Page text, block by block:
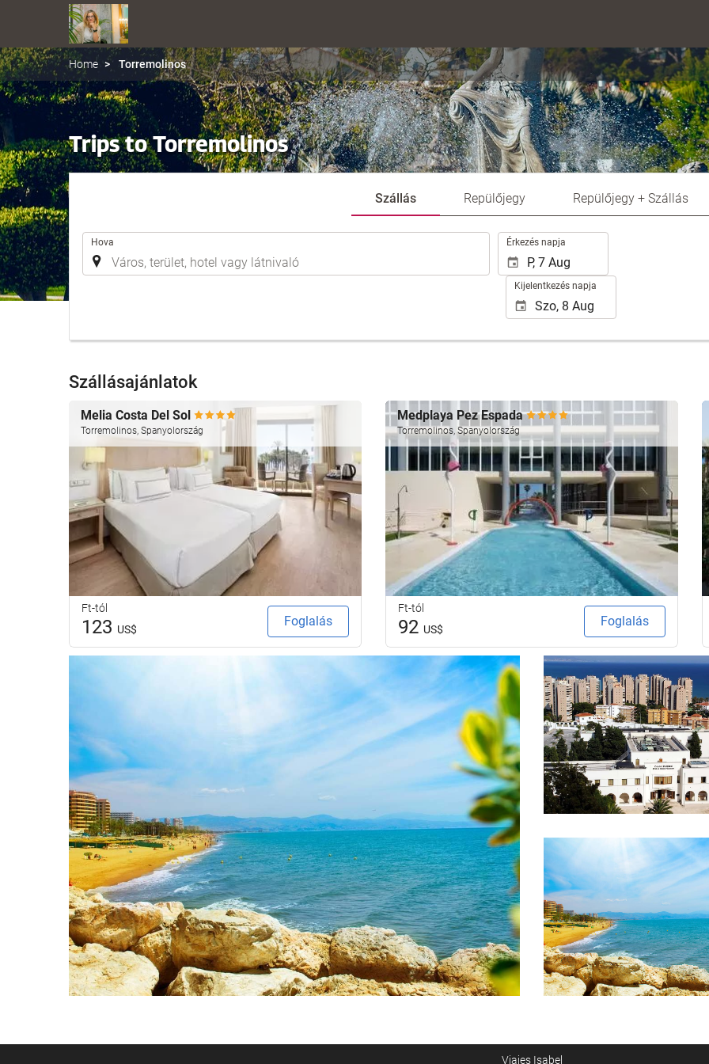
Home Torremolinos
Trips to Torremolinos
Szállás Repülőjegy Repülőjegy + Szállás
Hova Érkezés napja
Kijelentkezés napja
Szállásajánlatok
Melia Costa Del Sol
Torremolinos, Spanyolország
Ft-tól
123 US$
Foglalás
Medplaya Pez Espada
Torremolinos, Spanyolország
Ft-tól
92 US$
Foglalás
Viajes Isabel